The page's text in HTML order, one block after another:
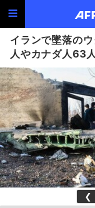
イランで墜落の
人やカナダ人63
❮